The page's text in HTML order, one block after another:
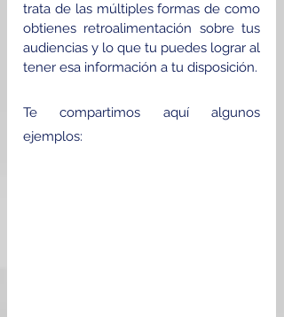
trata de las múltiples formas de como
obtienes retroalimentación sobre tus
audiencias y lo que tu puedes lograr al
tener esa información a tu disposición.
Te compartimos aquí algunos
ejemplos: